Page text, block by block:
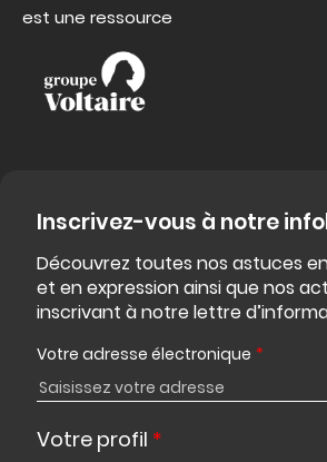
est une ressource
Inscrivez-vous à notre
Découvrez toutes nos astuces
et en expression ainsi que nos
inscrivant à notre lettre
Votre adresse électronique *
Votre profil *